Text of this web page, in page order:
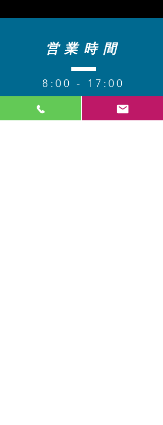
営業時間
8 :00 - 17:00
【定休日】 日・祝​